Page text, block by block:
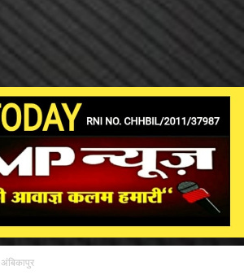
अंबिकापुर